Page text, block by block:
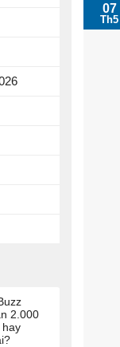
2.000
hay
07
Th5